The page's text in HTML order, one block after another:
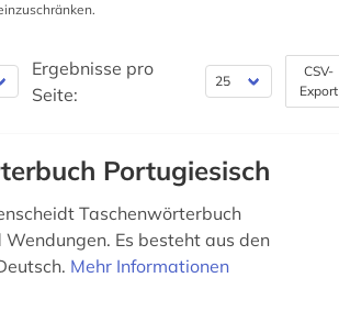
Ergebnisse pro
Seite:
CSV-
Export
Portugiesisch
Taschenwörterbuch
Es besteht aus den
Mehr Informationen